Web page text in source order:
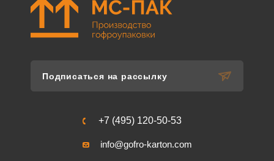
Подписаться на рассылку
+7 (495) 120-50-53
info@gofro-karton.com